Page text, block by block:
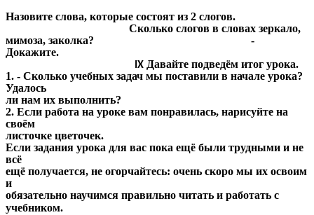
Назовите слова, которые состоят из 2 слогов.
Сколько слогов в словах зеркало,
мимоза, заколка? -
Докажите.
IX Давайте подведём итог урока.
1. - Сколько учебных задач мы поставили в начале урока?
Удалось
ли нам их выполнить?
2. Если работа на уроке вам понравилась, нарисуйте на
своём
листочке цветочек.
Если задания урока для вас пока ещё были трудными и не
всё
ещё получается, не огорчайтесь: очень скоро мы их освоим
и
обязательно научимся правильно читать и работать с
учебником.